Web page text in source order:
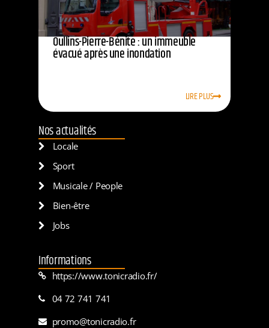
Oullins-Pierre-Bénite : un immeuble
évacué après une inondation
LIRE PLUS
Nos actualités
Locale
Sport
Musicale / People
Bien-être
Jobs
Informations
https://www.tonicradio.fr/
04 72 741 741
promo@tonicradio.fr